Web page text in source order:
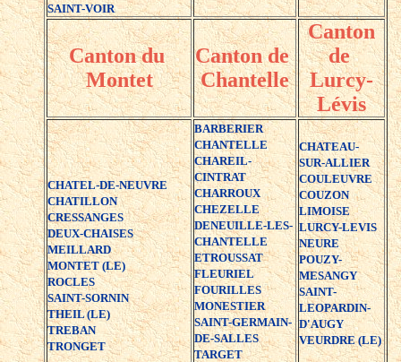
SAINT-VOIR
Canton du
Montet
Canton de
Chantelle
Canton
de
Lurcy-
Lévis
CHATEL-DE-NEUVRE
CHATILLON
CRESSANGES
DEUX-CHAISES
MEILLARD
MONTET (LE)
ROCLES
SAINT-SORNIN
THEIL (LE)
TREBAN
TRONGET
BARBERIER
CHANTELLE
CHAREIL-
CINTRAT
CHARROUX
CHEZELLE
DENEUILLE-LES-
CHANTELLE
ETROUSSAT
FLEURIEL
FOURILLES
MONESTIER
SAINT-GERMAIN-
DE-SALLES
TARGET
CHATEAU-
SUR-ALLIER
COULEUVRE
COUZON
LIMOISE
LURCY-LEVIS
NEURE
POUZY-
MESANGY
SAINT-
LEOPARDIN-
D'AUGY
VEURDRE (LE)